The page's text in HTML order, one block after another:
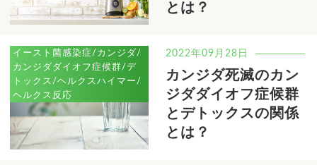
とは？
イースト菌感染症/カンジダ/
カンジダダイオフ症候群/デ
トックス/ヘルクスハイマー/
ヘルクス反応
2022年09月28日
カンジダ死滅のカン
ジダダイオフ症候群
とデトックスの関係
とは？